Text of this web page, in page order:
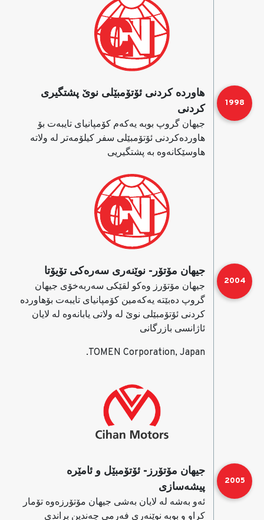
1998
هاورده‌ كردنی ئۆتۆمبێلی نوێ پشتگیری
كردنی
جیهان گروپ بوبه‌ یه‌كه‌م كۆمپانیای تایبه‌ت بۆ
هاورده‌كردنی ئۆتۆمبێلی سفر كیلۆمه‌تر له‌ ولاته‌
ها‌وسێكانه‌وه‌ به‌ پشتگیریی
2004
جیهان مۆتۆر- نوێنه‌ری سه‌ره‌كی تۆیۆتا
جیهان مۆتۆرز وه‌كو لقێكی سه‌ربه‌خۆی جیهان
گروپ ده‌بێته‌ یه‌كه‌مین كۆمپانیای تایبه‌ت بۆهاورده‌
كردنی ئۆتۆمبێلی نوێ له‌ ولاتی یابانه‌وه‌ له‌ لایان
ئاژانسی بازرگانی
TOMEN Corporation, Japan.
2005
جیهان مۆتۆرز- ئۆتۆمبێل و ئامێره‌
پیشه‌سازی
ئه‌و به‌شه‌ له‌ لایان به‌شی جیهان مۆتۆرزه‌وه‌ تۆمار
كراو و بوبه‌ نوێنه‌ری فه‌رمی چه‌ندین براندی